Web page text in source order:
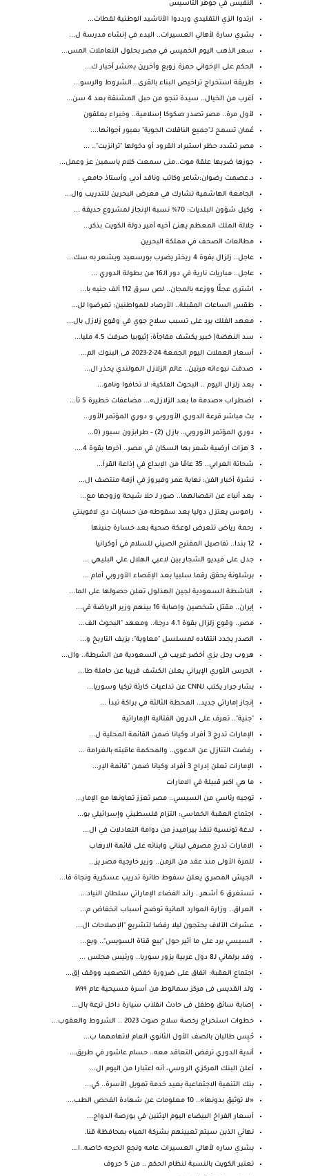
النفيس في جوهر التأسيس
ارتدوا الزي التقليدي ورددوا الأناشيد الوطنية لقطات...
بشري سارة لأهالي العسيرات.. البدء في إنشاء مدرسة ل...
سعر الذهب اليوم الخميس في مصر بحلول التعاملات المس...
الحكم على الإخواني حمزة زوبع وأخرين بـ«نشر أخبار ك...
طريقة استخراج تراخيص البناء بالقرى.. الشروط والرسو...
أغرب من الخيال.. سيدة تنجو من حبل المشنقة بعد 4 سن...
لأول مرة.. مصر تصدر صكوكا إسلامية.. وخبراء يعلقون
عُمان تسمح لـ"جميع الناقلات الجوية" بعبور أجوائها....
مصر تشدد حظر استيراد القرود أو دخولها "ترانزيت".. ...
جوزها ضربها علقة موت..منى سمعت كلام ياسمين عز وعمل...
د.عصمت رضوان:شاعر وكاتب وناقد أدبي وأستاذ جامعي .
الجامعة الهاشمية تشارك في معرض البحرين للتدريب وال...
وكيل شؤون البلديات: 70% نسبة الإنجاز لمشروع حديقة ...
جلالة الملك المعظم يهنئ أخيه أمير دولة الكويت بذكر...
مطالعات الصحف في مملكة البحرين
عاجل.. زلزال بقوة 4 ريختر يضرب بورسعيد ويشعر به سك...
عاجل.. مباريات نارية في دور الـ16 من بطولة الدوري ...
اشترى عجلًا ووزعه بالمجان.. لص سرق 112 ألف جنيه با...
طقس الساعات المقبلة.. الأرصاد للمواطنين: تعرضوا لل...
معهد الفلك يرد على تسبب سلاح جوي في وقوع زلازل بال...
سد النهضة| خبير يكشف مفاجأة: إثيوبيا صرفت 4.5 مليا...
أسعار العملات اليوم الجمعة 24-2-2023 فى البنوك الم...
صدقت نبوءاته مرتين.. عالم الزلازل الهولندي يحذر ال...
بعد زلزال اليوم .. البحوث الفلكية: لا تخافوا ونامو...
اضطراب «صدمة ما بعد الزلازل»... مضاعفات خطيرة 5 تأ...
بث مباشر قرعة الدوري الأوروبي و دوري المؤتمر الأور...
دوري المؤتمر الأوروبي.. بازل (2) - طرابزون سبور (0...
3 هزات أرضية شعر بها السكان في مصر.. آخرها بقوة 4....
شحاتة العرابي.. 35 عامًا من الإبداع في إذاعة القرآ...
نشرة أخبار الفن: نهاية عمر وفيروز في أزمة منتصف ال...
بعد أنباء عن انفصالهما.. صور لـ حلا شيحة وزوجها مع...
راموس يعتزل دوليا بعد سقوطه من حسابات دي لافوينتي
رحمة رياض تتعرض لوعكة صحية بعد خسارة جنينها
12 بندا.. تفاصيل المقترح الصيني للسلام في أوكرانيا
جدل على فيديو الشجار بين لاعبي الهلال علي البليهي ...
برشلونة يحقق رقما سلبيا بعد الإقصاء الأوروبي أمام ...
الناشطة السعودية لجين الهذلول تعلن حصولها على الما...
إيران.. مقتل شخصين وإصابة 16 بينهم وزير الرياضة في...
مصر.. وقوع زلزال بقوة 4.1 درجة.. ومعهد "البحوث الف...
الصدر يجدد انتقاده لمسلسل "معاوية": يزيف التاريخ و...
هروب رجل بزي أخضر غريب في السعودية من الشرطة.. وال...
الحرس الثوري الإيراني يعلن الكشف قريبا عن حاملة طا...
بشار جرار يكتب لـCNN عن تداعيات كارثة تركيا وسوريا...
إنجاز إماراتي جديد.. المحطة الثالثة في براكة تبدأ ...
"جنية".. تعرف على الدرون القتالية الإماراتية
الإمارات تدرج 3 أفراد وكيانا ضمن القائمة المحلية ل...
رفضت التنازل عن الدعوى.. والمحكمة عاقبته بالغرامة ...
الإمارات تعلن إدراج 3 أفراد وكيانا ضمن "قائمة الإر...
ما هي اكبر قبيلة في الامارات
توجيه رئاسي من السيسي.. مصر تعزز تعاونها مع الإمار...
اجتماع العقبة الخماسي: التزام فلسطيني وإسرائيلي بو...
لدغة تونسية تنقذ بيراميدز من دوامة التعادلات في ال...
الامارات تدرج مصرفي لبناني وابنائه على قائمة الارهاب
للمرة الأولى منذ عقد من الزمن.. وزير خارجية مصر يز...
الجيش المصري يعلن سقوط طائرة تدريب عسكرية ونجاة قا...
تستغرق 6 أشهر.. رائد الفضاء الإماراتي سلطان النياد...
العراق.. وزارة الموارد المائية توضح أسباب انخفاض م...
عشرات الآلاف يحتجون ليلا رفضا لتشريع "الإصلاحات ال...
السيسي يرد على ما أثير حول "بيع قناة السويس".. ويع...
وفد برلماني لـ8 دول عربية يزور سوريا.. ورئيس مجلس ...
اجتماع العقبة: اتفاق على ضرورة خفض التصعيد ووقف إق...
ولد القديس فى مركز سمالوط من أسرة مسيحية عام ١٨٩٩
إصابة سائق وطفل فى حادث انقلاب سيارة داخل ترعة بال...
خطوات استخراج رخصة سلاح صوت 2023 .. الشروط والعقوب...
حُبِس طالبان بالصف الأول الثانوي العام لاتهامهما ب...
أندية الدوري ترفض التعاقد معه.. حسام عاشور في طريق...
أعلن البنك المركزي الروسي، أنه اعتبارا من اليوم ال...
بنك التنمية الاجتماعية يعيد خدمة تمويل الأسرة.. كي...
«لا توثيق بدونها».. 10 معلومات عن شهادة الفحص الطب...
أسعار الفراخ البيضاء اليوم الإثنين في بورصة الدواج...
نهائي الذين سيتم تعيينهم بشركة المياه بمحافظة قنا.
بشري ساره لأهالي العسيرات عامه ونجع الحرجه خاصه..ا...
تعتبر الكويت بالنسبة لنظام الحكم .. من 5 حروف